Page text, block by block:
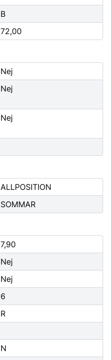
B
72,00
Nej
Nej
Nej
ALLPOSITION
SOMMAR
7,90
Nej
Nej
6
R
N